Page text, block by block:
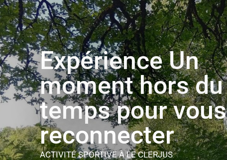
Expérience Un
moment hors du
temps pour vous
reconnecter
ACTIVITÉ SPORTIVEÀ LE CLERJUS